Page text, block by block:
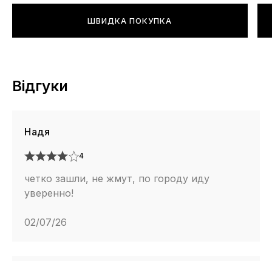
ШВИДКА ПОКУПКА
Відгуки
Надя
4
четко зашли, не жмут, по городу иду
уверенно!
02/07/26